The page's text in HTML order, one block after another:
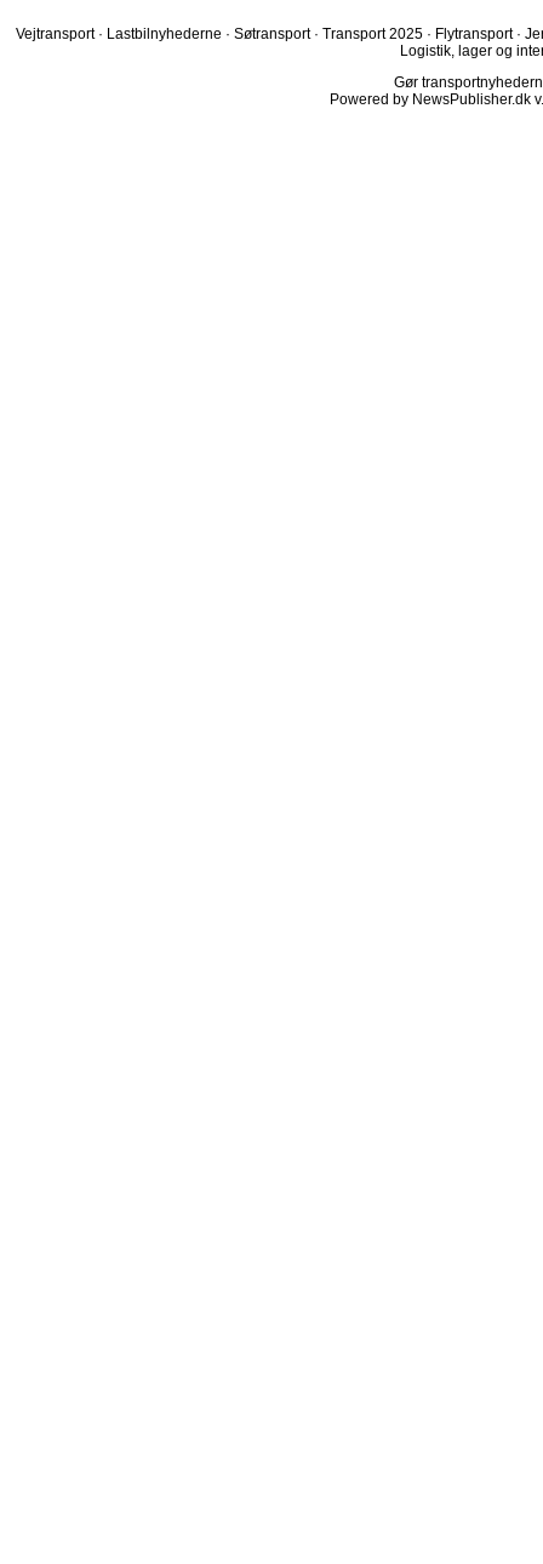
Vejtransport · Lastbilnyhederne · Søtransport · Transport 2025 · Flytransport ·
Logistik, lager og
Gør
Powered by NewsPublisher.dk